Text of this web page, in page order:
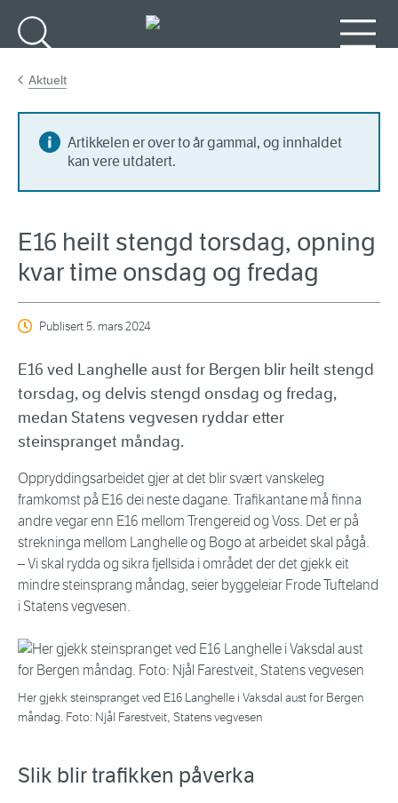
Aktuelt
Artikkelen er over to år gammal, og innhaldet
kan vere utdatert.
E16 heilt stengd torsdag, opning
kvar time onsdag og fredag
Publisert5. mars 2024
E16 ved Langhelle aust for Bergen blir heilt stengd
torsdag, og delvis stengd onsdag og fredag,
medan Statens vegvesen ryddar etter
steinspranget måndag.
Oppryddingsarbeidet gjer at det blir svært vanskeleg
framkomst på E16 dei neste dagane. Trafikantane må finna
andre vegar enn E16 mellom Trengereid og Voss. Det er på
strekninga mellom Langhelle og Bogo at arbeidet skal pågå.
– Vi skal rydda og sikra fjellsida i området der det gjekk eit
mindre steinsprang måndag, seier byggeleiar Frode Tufteland
i Statens vegvesen.
Her gjekk steinspranget ved E16 Langhelle i Vaksdal aust for Bergen
måndag. Foto: Njål Farestveit, Statens vegvesen
Slik blir trafikken påverka